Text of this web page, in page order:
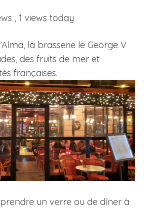
, 1 views today
la brasserie le George V
des fruits de mer et
françaises.
un verre ou de dîner à